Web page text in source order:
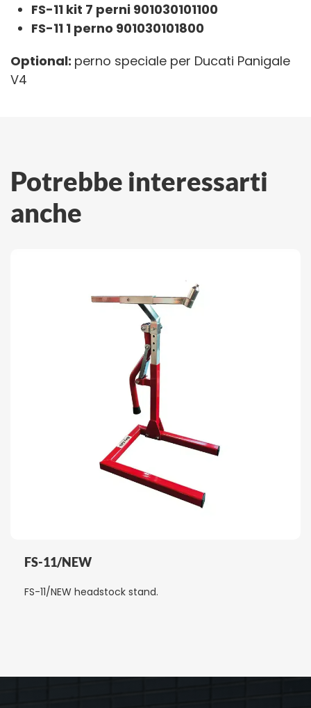
FS-11 kit 7 perni 901030101100
FS-11 1 perno 901030101800
Optional: perno speciale per Ducati Panigale
V4
Potrebbe interessarti
anche
FS-11/NEW
FS-11/NEW headstock stand.